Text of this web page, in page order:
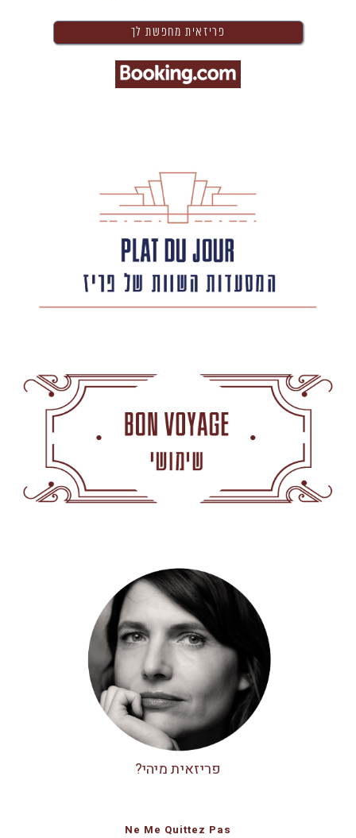
פריזאית מיהי?
Ne Me Quittez Pas